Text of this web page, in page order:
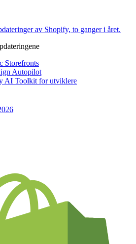
av Shopify, to ganger i året.
Storefronts
Autopilot
AI Toolkit for utviklere